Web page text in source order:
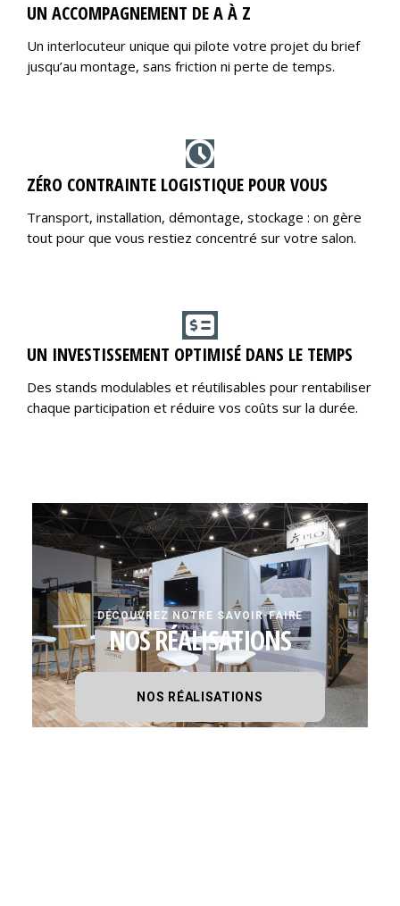
UN ACCOMPAGNEMENT DE A À Z
Un interlocuteur unique qui pilote votre projet du brief
jusqu’au montage, sans friction ni perte de temps.
ZÉRO CONTRAINTE LOGISTIQUE POUR VOUS
Transport, installation, démontage, stockage : on gère
tout pour que vous restiez concentré sur votre salon.
UN INVESTISSEMENT OPTIMISÉ DANS LE TEMPS
Des stands modulables et réutilisables pour rentabiliser
chaque participation et réduire vos coûts sur la durée.
DÉCOUVREZ NOTRE SAVOIR-FAIRE
NOS RÉALISATIONS
NOS RÉALISATIONS